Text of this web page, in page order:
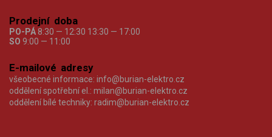
Prodejní doba
PO-PÁ 8:30 — 12:30 13:30 — 17:00
SO 9:00 — 11:00
E-mailové adresy
všeobecné informace: info@burian-elektro.cz
oddělení spotřební el.: milan@burian-elektro.cz
oddělení bílé techniky: radim@burian-elektro.cz